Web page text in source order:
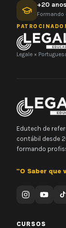
+20 anos
Formando
Legale ×
Edutech de
contábil desde
formando
"O Saber que
CURSOS